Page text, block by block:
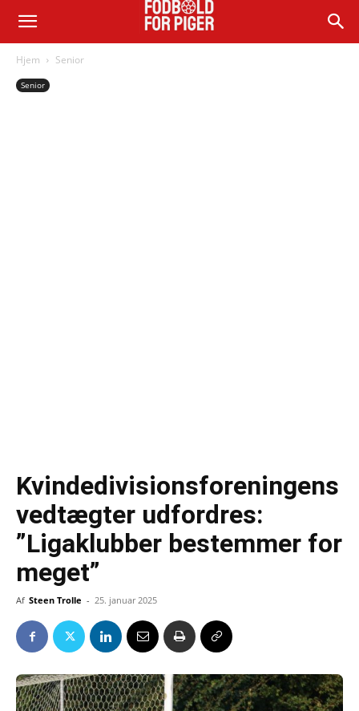
Hjem Senior
Senior
Kvindedivisionsforeningens
vedtægter udfordres:
”Ligaklubber bestemmer for
meget”
Af Steen Trolle - 25. januar 2025